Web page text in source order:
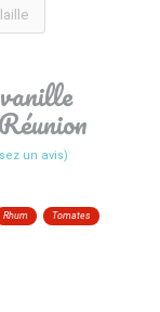
un avis)
Rhum Tomates